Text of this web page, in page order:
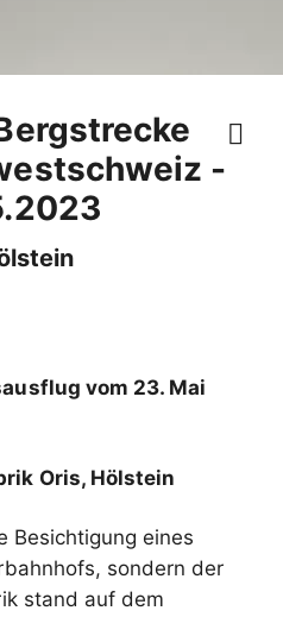
-
vom 23. Mai
Oris, Hölstein
Besichtigung eines
sondern der
stand auf dem